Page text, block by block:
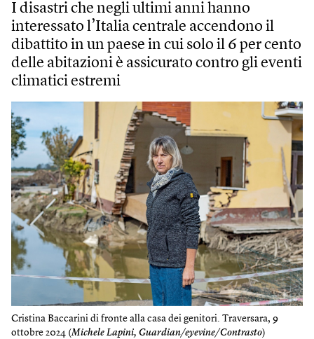
I disastri che negli ultimi anni hanno
interessato l’Italia centrale accendono il
dibattito in un paese in cui solo il 6 per cento
delle abitazioni è assicurato contro gli eventi
climatici estremi
Cristina Baccarini di fronte alla casa dei genitori. Traversara, 9
ottobre 2024 (Michele Lapini, Guardian/eyevine/Contrasto)